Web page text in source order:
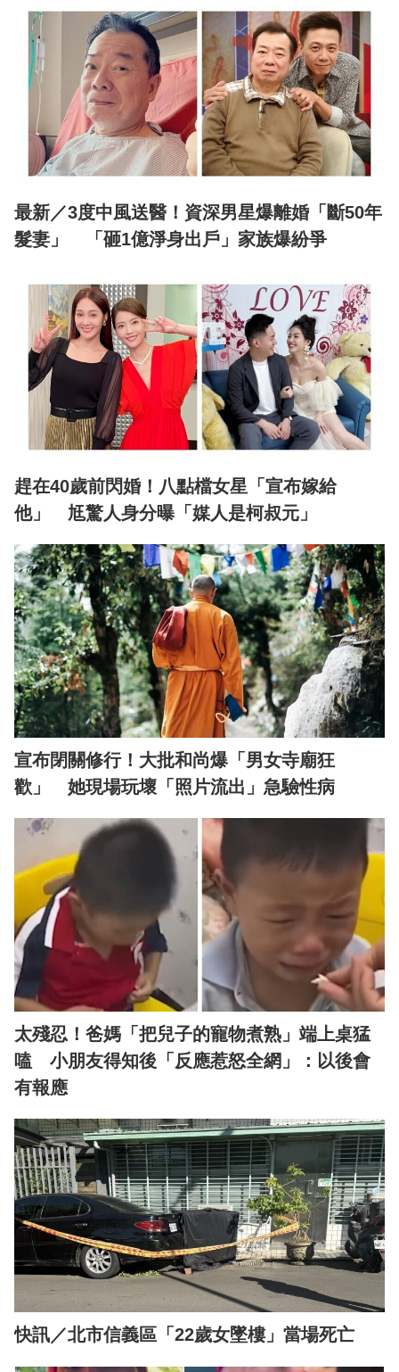
最新／3度中風送醫！資深男星爆離婚「斷50年
髮妻」 「砸1億淨身出戶」家族爆紛爭
趕在40歲前閃婚！八點檔女星「宣布嫁給
他」 尪驚人身分曝「媒人是柯叔元」
宣布閉關修行！大批和尚爆「男女寺廟狂
歡」 她現場玩壞「照片流出」急驗性病
太殘忍！爸媽「把兒子的寵物煮熟」端上桌猛
嗑 小朋友得知後「反應惹怒全網」：以後會
有報應
快訊／北市信義區「22歲女墜樓」當場死亡